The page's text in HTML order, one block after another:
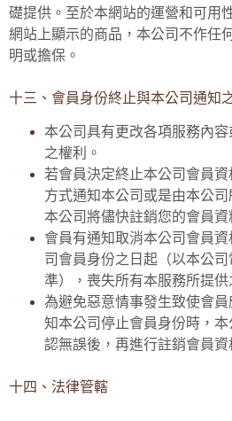
礎提供。至於本網站的運營和可用
網站上顯示的商品，本公司不作任
明或擔保。
十三、會員身份終止與本公司通知
本公司具有更改各項服務內
之權利。
若會員決定終止本公司會員
方式通知本公司或是由本公司
本公司將儘快註銷您的會員資
會員有通知取消本公司會員
司會員身份之日起（以本公
準），喪失所有本服務所提供
為避免惡意情事發生致使會
知本公司停止會員身份時，
認無誤後，再進行註銷會員資
十四、法律管轄